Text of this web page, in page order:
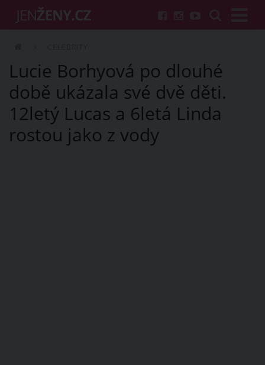
Lucie Borhyová po dlouhé
době ukázala své dvě děti.
12letý Lucas a 6letá Linda
rostou jako z vody